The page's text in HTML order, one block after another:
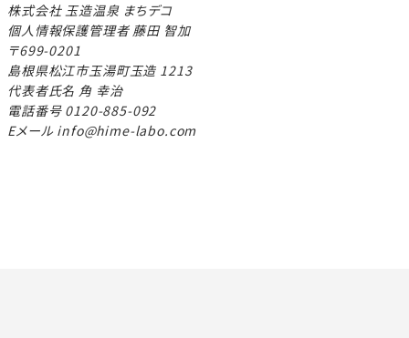
株式会社 玉造温泉 まちデコ
個人情報保護管理者 藤田 智加
699-0201
島根県松江市玉湯町玉造 1213
代表者氏名 角 幸治
電話番号 0120-885-092
Eメール info@hime-labo.com